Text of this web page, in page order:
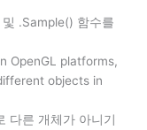
.Sample() 함수를
OpenGL platforms,
objects in
다른 개체가 아니기